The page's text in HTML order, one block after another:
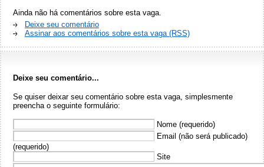
Ainda não há comentários sobre esta vaga.
Deixe seu comentário
Assinar aos comentários sobre esta vaga (RSS)
Deixe seu comentário...
Se quiser deixar seu comentário sobre esta vaga, simplesmente
preencha o seguinte formulário:
Nome (requerido)
Email (não será publicado)
(requerido)
Site